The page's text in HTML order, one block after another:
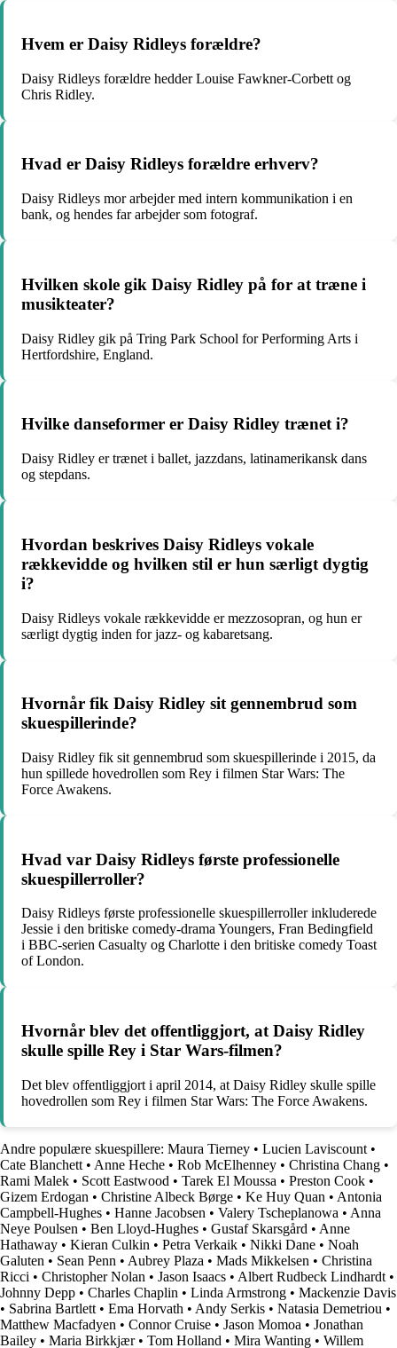
Hvem er Daisy Ridleys forældre?
Daisy Ridleys forældre hedder Louise Fawkner-Corbett og
Chris Ridley.
Hvad er Daisy Ridleys forældre erhverv?
Daisy Ridleys mor arbejder med intern kommunikation i en
bank, og hendes far arbejder som fotograf.
Hvilken skole gik Daisy Ridley på for at træne i
musikteater?
Daisy Ridley gik på Tring Park School for Performing Arts i
Hertfordshire, England.
Hvilke danseformer er Daisy Ridley trænet i?
Daisy Ridley er trænet i ballet, jazzdans, latinamerikansk dans
og stepdans.
Hvordan beskrives Daisy Ridleys vokale
rækkevidde og hvilken stil er hun særligt dygtig
i?
Daisy Ridleys vokale rækkevidde er mezzosopran, og hun er
særligt dygtig inden for jazz- og kabaretsang.
Hvornår fik Daisy Ridley sit gennembrud som
skuespillerinde?
Daisy Ridley fik sit gennembrud som skuespillerinde i 2015, da
hun spillede hovedrollen som Rey i filmen Star Wars: The
Force Awakens.
Hvad var Daisy Ridleys første professionelle
skuespillerroller?
Daisy Ridleys første professionelle skuespillerroller inkluderede
Jessie i den britiske comedy-drama Youngers, Fran Bedingfield
i BBC-serien Casualty og Charlotte i den britiske comedy Toast
of London.
Hvornår blev det offentliggjort, at Daisy Ridley
skulle spille Rey i Star Wars-filmen?
Det blev offentliggjort i april 2014, at Daisy Ridley skulle spille
hovedrollen som Rey i filmen Star Wars: The Force Awakens.
Andre populære skuespillere: Maura Tierney • Lucien Laviscount •
Cate Blanchett • Anne Heche • Rob McElhenney • Christina Chang •
Rami Malek • Scott Eastwood • Tarek El Moussa • Preston Cook •
Gizem Erdogan • Christine Albeck Børge • Ke Huy Quan • Antonia
Campbell-Hughes • Hanne Jacobsen • Valery Tscheplanowa • Anna
Neye Poulsen • Ben Lloyd-Hughes • Gustaf Skarsgård • Anne
Hathaway • Kieran Culkin • Petra Verkaik • Nikki Dane • Noah
Galuten • Sean Penn • Aubrey Plaza • Mads Mikkelsen • Christina
Ricci • Christopher Nolan • Jason Isaacs • Albert Rudbeck Lindhardt •
Johnny Depp • Charles Chaplin • Linda Armstrong • Mackenzie Davis
• Sabrina Bartlett • Ema Horvath • Andy Serkis • Natasia Demetriou •
Matthew Macfadyen • Connor Cruise • Jason Momoa • Jonathan
Bailey • Maria Birkkjær• Tom Holland • Mira Wanting • Willem